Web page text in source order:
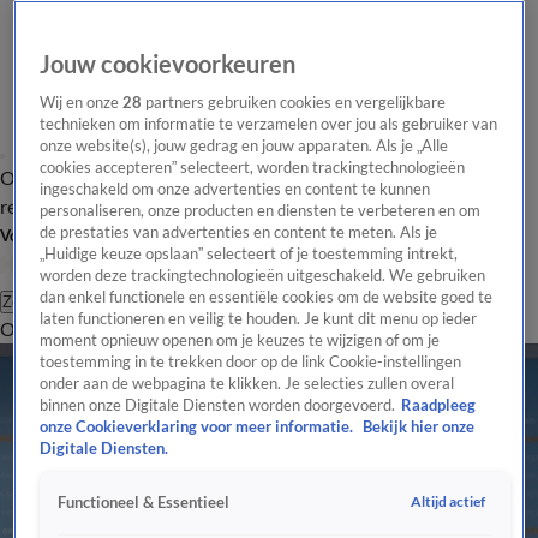
Overzicht Laatste nieuws Regionieuws Het beste van Hart
Tip de
redactie
Volg Hart van Nederland
Zoeken
OverzichtRegioUitzendingenWeerTip de redactiePanelVideo's
Jouw cookievoorkeuren
Wij en onze28 partners gebruiken cookies en vergelijkbare
technieken om informatie te verzamelen over jou als gebruiker van
onze website(s), jouw gedrag en jouw apparaten. Als je „Alle
cookies accepteren” selecteert, worden trackingtechnologieën
ingeschakeld om onze advertenties en content te kunnen
personaliseren, onze producten en diensten te verbeteren en om
de prestaties van advertenties en content te meten. Als je
„Huidige keuze opslaan” selecteert of je toestemming intrekt,
worden deze trackingtechnologieën uitgeschakeld. We gebruiken
dan enkel functionele en essentiële cookies om de website goed te
laten functioneren en veilig te houden. Je kunt dit menu op ieder
moment opnieuw openen om je keuzes te wijzigen of om je
toestemming in te trekken door op de link Cookie-instellingen
onder aan de webpagina te klikken. Je selecties zullen overal
binnen onze Digitale Diensten worden doorgevoerd. Raadpleeg
onze Cookieverklaring voor meer informatie.
Bekijk hier onze
Digitale Diensten.
Functioneel & Essentieel Altijd actief